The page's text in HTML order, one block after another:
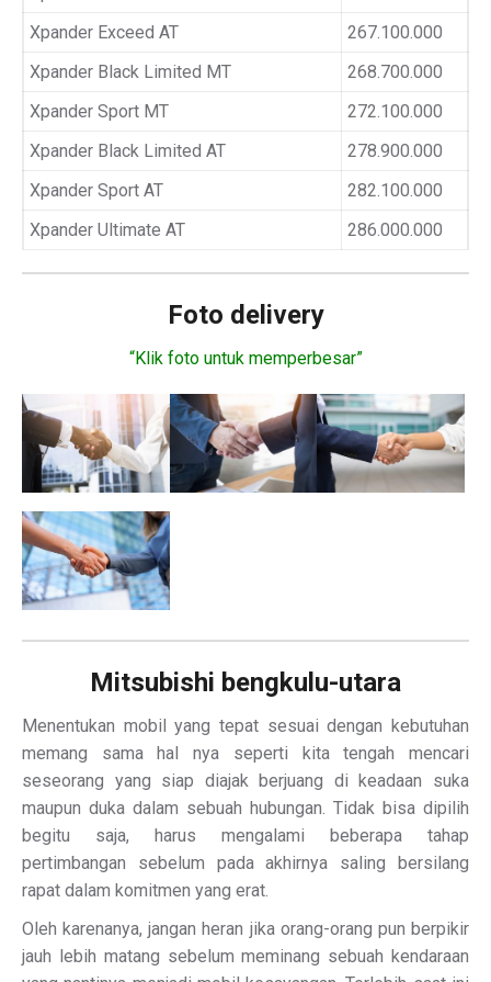
Xpander Exceed AT
267.100.000
Xpander Black Limited MT
268.700.000
Xpander Sport MT
272.100.000
Xpander Black Limited AT
278.900.000
Xpander Sport AT
282.100.000
Xpander Ultimate AT
286.000.000
Foto delivery
“Klik foto untuk memperbesar”
Mitsubishi bengkulu-utara
Menentukan mobil yang tepat sesuai dengan kebutuhan
memang sama hal nya seperti kita tengah mencari
seseorang yang siap diajak berjuang di keadaan suka
maupun duka dalam sebuah hubungan. Tidak bisa dipilih
begitu saja, harus mengalami beberapa tahap
pertimbangan sebelum pada akhirnya saling bersilang
rapat dalam komitmen yang erat.
Oleh karenanya, jangan heran jika orang-orang pun berpikir
jauh lebih matang sebelum meminang sebuah kendaraan